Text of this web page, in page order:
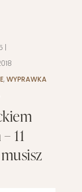
|
, WYPRAWKA
11